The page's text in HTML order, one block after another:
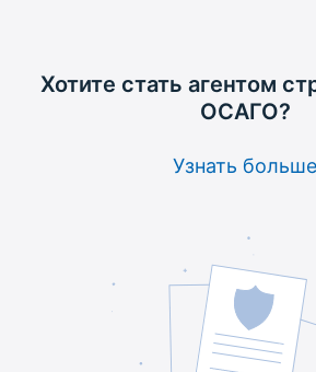
Хотите стать агентом
ОСАГО?
Узнать больше